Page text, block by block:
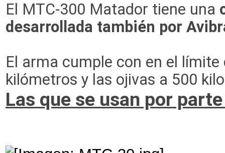
El MTC-300 Matador tiene una
desarrollada también por
El arma cumple con en el
kilómetros y las ojivas a 500
Las que se usan por